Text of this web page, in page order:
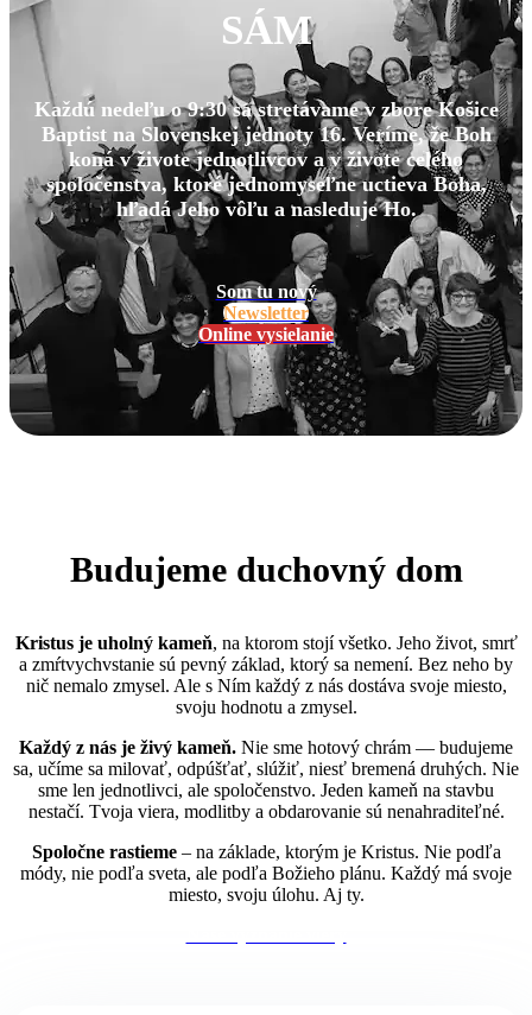
SÁM
Každú nedeľu o 9:30 sa stretávame v zbore Košice
Baptist na Slovenskej jednoty 16. Veríme, že Boh
koná v živote jednotlivcov a v živote celého
spoločenstva, ktoré jednomyseľne uctieva Boha,
hľadá Jeho vôľu a nasleduje Ho.
Som tu nový
Newsletter
Online vysielanie
Budujeme duchovný dom
Kristus je uholný kameň, na ktorom stojí všetko. Jeho život, smrť
a zmŕtvychvstanie sú pevný základ, ktorý sa nemení. Bez neho by
nič nemalo zmysel. Ale s Ním každý z nás dostáva svoje miesto,
svoju hodnotu a zmysel.
Každý z nás je živý kameň. Nie sme hotový chrám — budujeme
sa, učíme sa milovať, odpúšťať, slúžiť, niesť bremená druhých. Nie
sme len jednotlivci, ale spoločenstvo. Jeden kameň na stavbu
nestačí. Tvoja viera, modlitby a obdarovanie sú nenahraditeľné.
Spoločne rastieme– na základe, ktorým je Kristus. Nie podľa
módy, nie podľa sveta, ale podľa Božieho plánu. Každý má svoje
miesto, svoju úlohu. Aj ty.